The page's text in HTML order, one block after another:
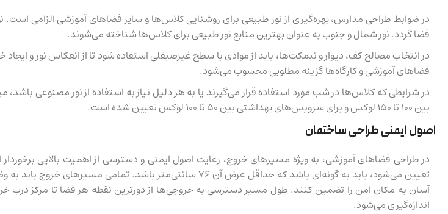
در ضوابط طراحی مدارس، بهره‌گیری از نور طبیعی برای روشنایی کلاس‌ها و سایر فضاهای آموزشی الزامی
فضا گردد. نور شمال و جنوب به عنوان بهترین منابع نور طبیعی برای کلاس‌ها شناخته می‌شوند.
در انتخاب مصالح کف، دیوار و نیمکت‌ها، باید از موادی با سطح غیرصیقلی استفاده شود تا از انعکاس نور و
فضاهای آموزشی و کارگاه‌ها گزینه مطلوبی محسوب می‌شود.
بین ۱۰۰ تا ۱۵۰ لوکس و برای سرویس‌های بهداشتی بین ۵۰ تا ۱۰۰ لوکس تعیین شده است.
اصول ایمنی طراحی ساختمان
در طراحی فضاهای آموزشی، به ویژه مسیرهای خروج، رعایت اصول ایمنی و دسترسی از اهمیت بالایی
تعیین می‌شود، باید به گونه‌ای باشد که حداقل عرض آن ۷۶ سانتی‌متر
اندازه‌گیری می‌شود.